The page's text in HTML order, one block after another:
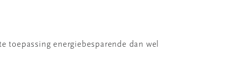
energiebesparende dan wel